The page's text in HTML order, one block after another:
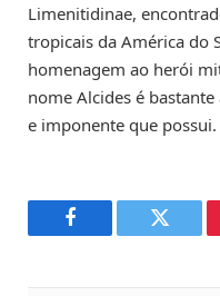
Limenitidinae,
tropicais da América do
homenagem ao herói
nome Alcides é
e imponente que possui.
Facebook Twitter